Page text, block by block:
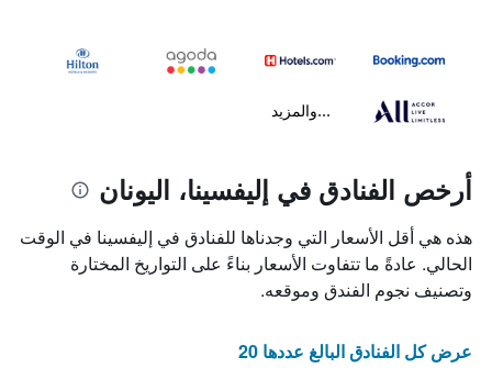
...والمزيد
أرخص الفنادق في إليفسينا، اليونان
هذه هي أقل الأسعار التي وجدناها للفنادق في إليفسينا في الوقت
الحالي. عادةً ما تتفاوت الأسعار بناءً على التواريخ المختارة
وتصنيف نجوم الفندق وموقعه.
عرض كل الفنادق البالغ عددها 20